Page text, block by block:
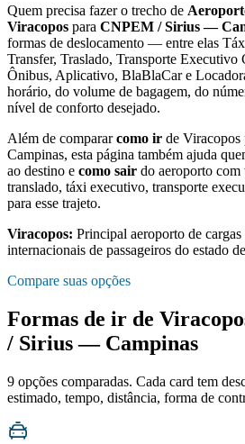
Quem precisa fazer o trecho de
Viracopos para CNPEM / Sirius —
formas de deslocamento — entre elas
Transfer, Traslado, Transporte
Ônibus, Aplicativo, BlaBlaCar e
horário, do volume de bagagem, do
nível de conforto desejado.
Além de compararcomo ir de Viracopos
Campinas, esta página também ajuda
ao destino e como sair do aeroporto com
translado, táxi executivo, transporte
para esse trajeto.
Viracopos: Principal aeroporto de
internacionais de passageiros do estado
Compare suas opções
Formas de ir de
/ Sirius — Campinas
9 opções comparadas. Cada card tem
estimado, tempo, distância, forma de